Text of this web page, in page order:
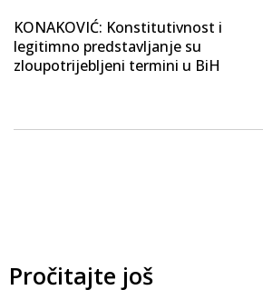
KONAKOVIĆ: Konstitutivnost i
legitimno predstavljanje su
zloupotrijebljeni termini u BiH
Pročitajte još